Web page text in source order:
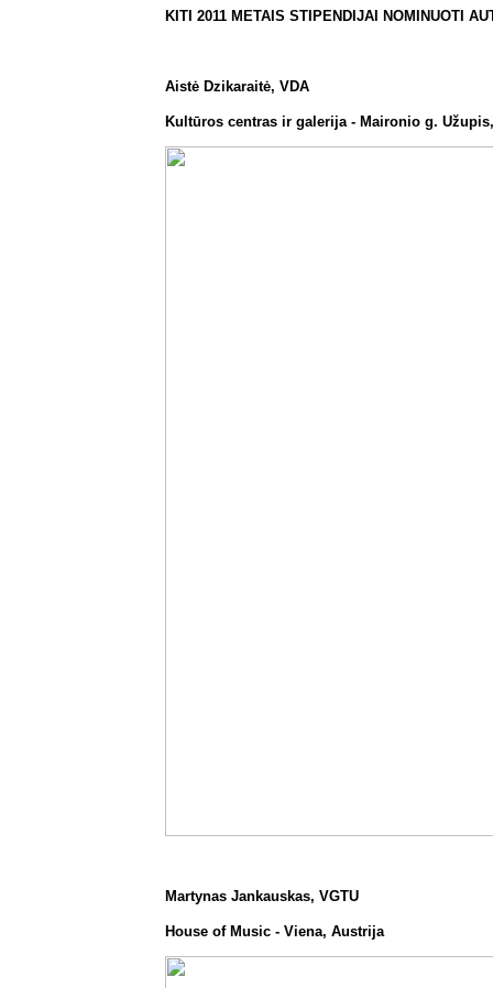
KITI 2011 METAIS STIPENDIJAI NOMINUOTI
Aistė Dzikaraitė, VDA
Kultūros centras ir galerija - Maironio g.
Martynas Jankauskas, VGTU
House of Music - Viena, Austrija